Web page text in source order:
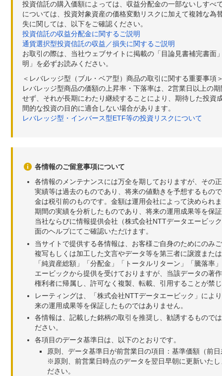
投資信託の購入価額によっては、収益分配金の一部ないしす
については、投資対象資産の価格変動リスクに加えて複雑な
失に関しては、以下をご確認ください。
投資信託の収益分配金に関するご説明
通貨選択型投資信託の収益／損失に関するご説明
お取引の際は、当社ウェブサイトに掲載の「目論見書補完書
明」を必ずお読みください。
＜レバレッジ型（ブル・ベア型）商品の取引に関する重要事項
レバレッジ型商品の価額の上昇率・下落率は、2営業日以上の
せず、それが長期にわたり継続することにより、期待した投
間的な投資の目的に適合しない場合があります。
レバレッジ型・インバース型ETF等の投資リスクについて
各情報のご留意事項について
各情報のメンテナンスには万全を期しておりますが、その
実績等は過去のものであり、将来の値動きを予想するもの
金は税引前のものです。金額は運用会社によって決められ
期間の実績を分析したものであり、将来の運用成果等を保
当社ならびに情報提供会社（株式会社NTTデータエービッ
面のヘルプにてご確認いただけます。
当サイトで提供する各情報は、お客様ご自身のためにのみ
複写もしくは加工した文言やデータ等を第三者に譲渡また
「純資産総額」「分配金」「トータルリターン」「騰落
エービックから提供を受けておりますが、当該データの著
権利者に帰属し、許可なく複製、転載、引用することが禁
レーティングは、「株式会社NTTデータエービック」によ
来の運用成果等を保証したものではありません。
各情報は、記載した銘柄の取引を推奨し、勧誘するもので
ださい。
各項目のデータ基準日は、以下のとおりです。
原則、データ基準日が前営業日の項目：基準価額（前
※原則、前営業日時点のデータを翌日早朝に更新いた
ださい。